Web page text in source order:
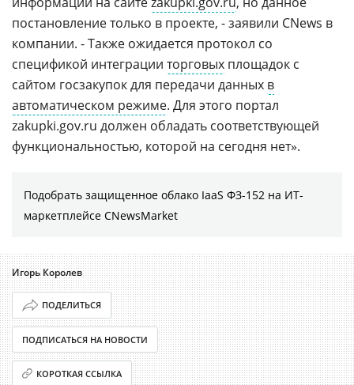
постановление только в проекте, - заявили CNews в
компании. - Также ожидается протокол со
спецификой интеграции торговых площадок с
сайтом госзакупок для передачи данных в
автоматическом режиме. Для этого портал
zakupki.gov.ru должен обладать соответствующей
функциональностью, которой на сегодня нет».
Подобрать защищенное облако IaaS ФЗ-152 на ИТ-
маркетплейсе CNewsMarket
Игорь Королев
ПОДЕЛИТЬСЯ
ПОДПИСАТЬСЯ НА НОВОСТИ
КОРОТКАЯ ССЫЛКА